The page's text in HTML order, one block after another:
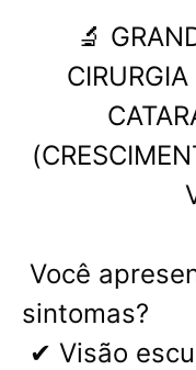
🔬
Você
sintomas?
✔ Visão